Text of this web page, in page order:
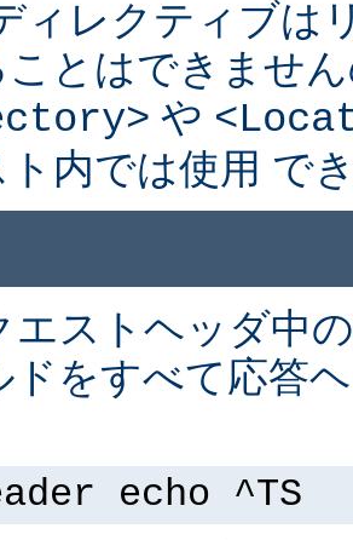
ィレクティブは
とはできませ
や
ト内では使用 で
エストヘッダ中
ドをすべて応答
echo ^TS